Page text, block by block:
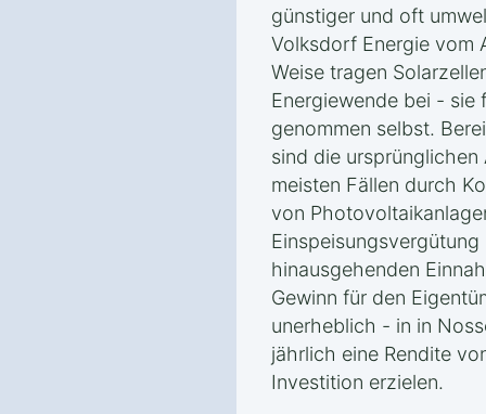
günstiger und oft
Volksdorf Energie vom
Weise tragen
Energiewende bei - sie
genommen selbst.
sind die
meisten Fällen durch
von
hinausgehenden
Gewinn für den
unerheblich - in in
jährlich eine Rendite
Investition erzielen.